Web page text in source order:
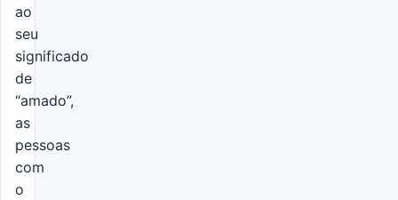
ao
seu
significado
de
“amado”,
as
pessoas
com
o